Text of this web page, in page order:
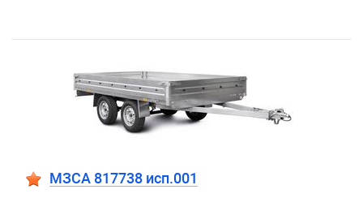
МЗСА 817738 исп.001